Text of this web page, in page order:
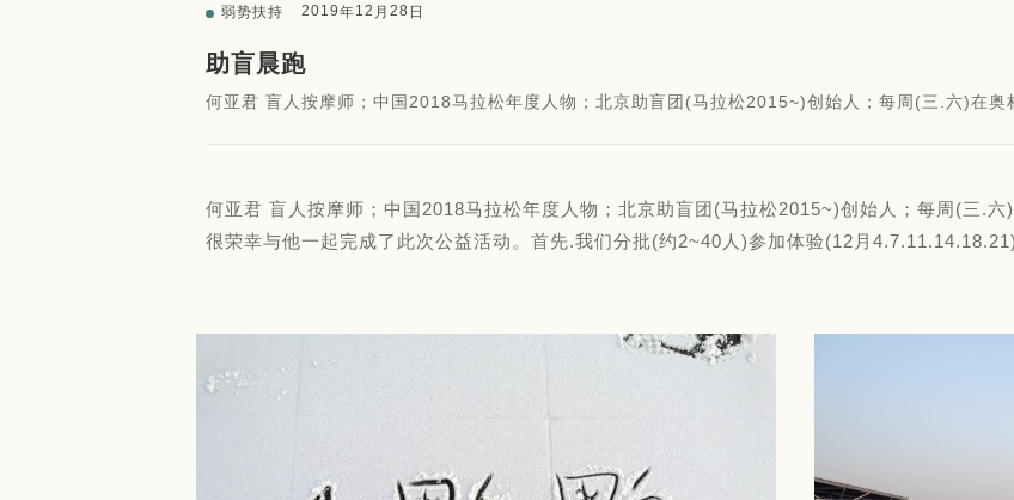
弱势扶持 2019年12 月 28 日
助盲晨跑
何亚君 盲人按摩师；中国2018马拉松年度人物；北京助盲团(马拉松2015~)创始人；每周(三.六)在奥
何亚君 盲人按摩师；中国2018马拉松年度人物；北京助盲团(马拉松2015~)创始人；每周(三.
很荣幸与他一起完成了此次公益活动。首先.我们分批(约2~40人)参加体验(12月